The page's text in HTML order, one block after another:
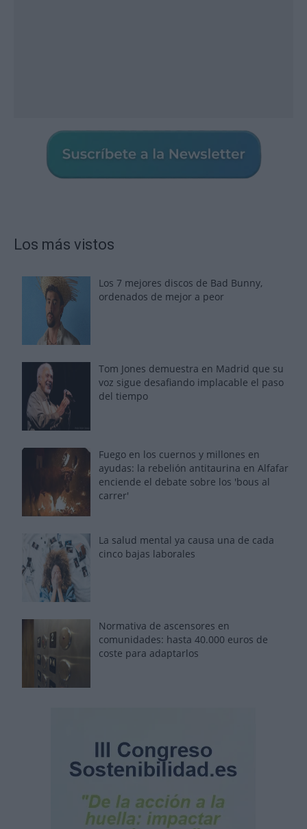
Los más vistos
Los 7 mejores discos de Bad Bunny,
ordenados de mejor a peor
Tom Jones demuestra en Madrid que su
voz sigue desafiando implacable el paso
del tiempo
Fuego en los cuernos y millones en
ayudas: la rebelión antitaurina en Alfafar
enciende el debate sobre los 'bous al
carrer'
La salud mental ya causa una de cada
cinco bajas laborales
Normativa de ascensores en
comunidades: hasta 40.000 euros de
coste para adaptarlos